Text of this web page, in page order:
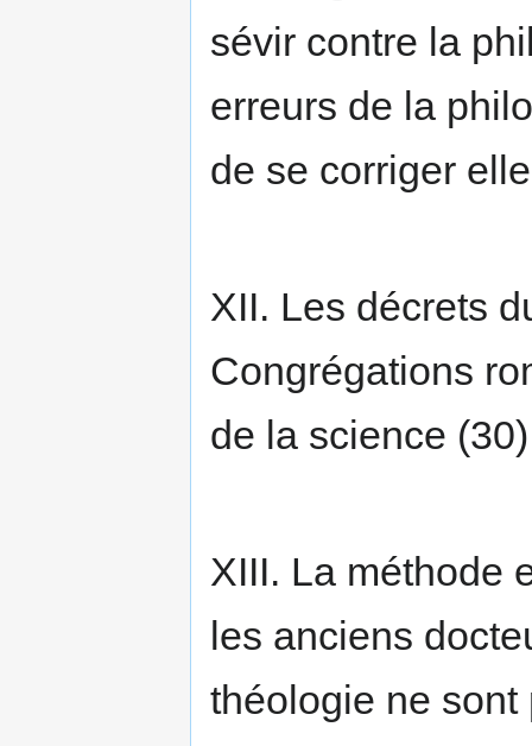
sévir contre la
erreurs de la
de se corriger
XII. Les décrets
Congrégations
de la science
XIII. La méthode
les anciens
théologie ne